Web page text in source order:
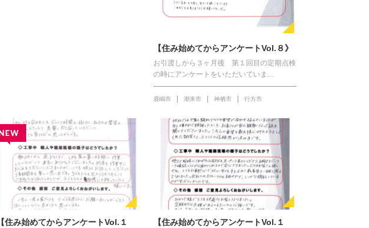
【住み始めてからアンケートVol.８》
お引渡しから３ヶ月後 第１回目の定期点検
の時にアンケートをいただいていま…
鹿嶋市 潮来市 神栖市 行方市
【住み始めてからアンケートVol.１
【住み始めてからアンケートVol.１